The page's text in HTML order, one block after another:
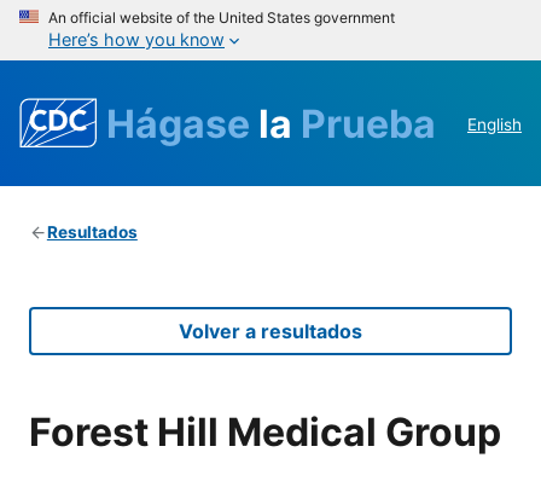
An official website of the United States government
Here’s how you know
Hágase la Prueba English
Resultados
Volver a resultados
Forest Hill Medical Group